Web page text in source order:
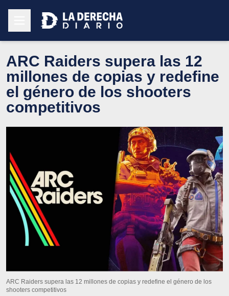
ARC Raiders supera las 12
millones de copias y redefine
el género de los shooters
competitivos
ARC Raiders supera las 12 millones de copias y redefine el género de los
shooters competitivos